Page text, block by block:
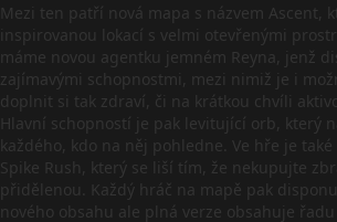
Mezi ten patří nová mapa s názvem Ascent,
inspirovanou lokací s velmi otevřenými
máme novou agentku jemném Reyna, jenž
zajímavými schopnostmi, mezi nimiž je i
doplnit si tak zdraví, či na krátkou chvíli
Hlavní schopností je pak levitující orb, který
každého, kdo na něj pohledne. Ve hře je
Spike Rush, který se liší tím, že nekupujte
přidělenou. Každý hráč na mapě pak
nového obsahu ale plná verze obsahuje